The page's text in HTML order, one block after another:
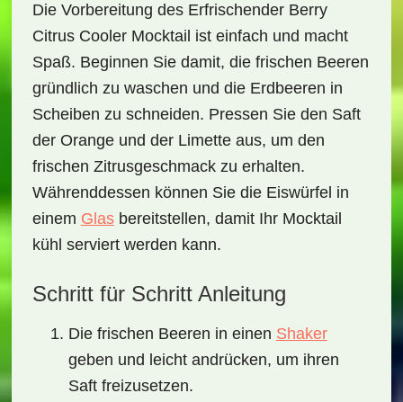
Die Vorbereitung des Erfrischender Berry
Citrus Cooler Mocktail ist einfach und macht
Spaß. Beginnen Sie damit, die frischen Beeren
gründlich zu waschen und die Erdbeeren in
Scheiben zu schneiden. Pressen Sie den Saft
der Orange und der Limette aus, um den
frischen Zitrusgeschmack zu erhalten.
Währenddessen können Sie die Eiswürfel in
einem Glasbereitstellen, damit Ihr Mocktail
kühl serviert werden kann.
Schritt für Schritt Anleitung
Die frischen Beeren in einen Shaker
geben und leicht andrücken, um ihren
Saft freizusetzen.